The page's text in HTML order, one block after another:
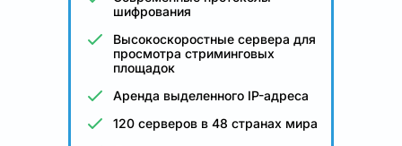
шифрования
Высокоскоростные сервера для
просмотра стриминговых
площадок
Аренда выделенного IP-адреса
120 серверов в 48 странах мира